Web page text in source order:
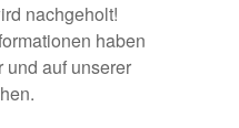
nachgeholt!
haben
auf unserer